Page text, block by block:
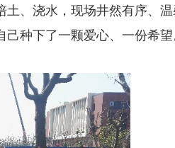
、浇水，现场井然有序、
种下了一颗爱心、一份希望